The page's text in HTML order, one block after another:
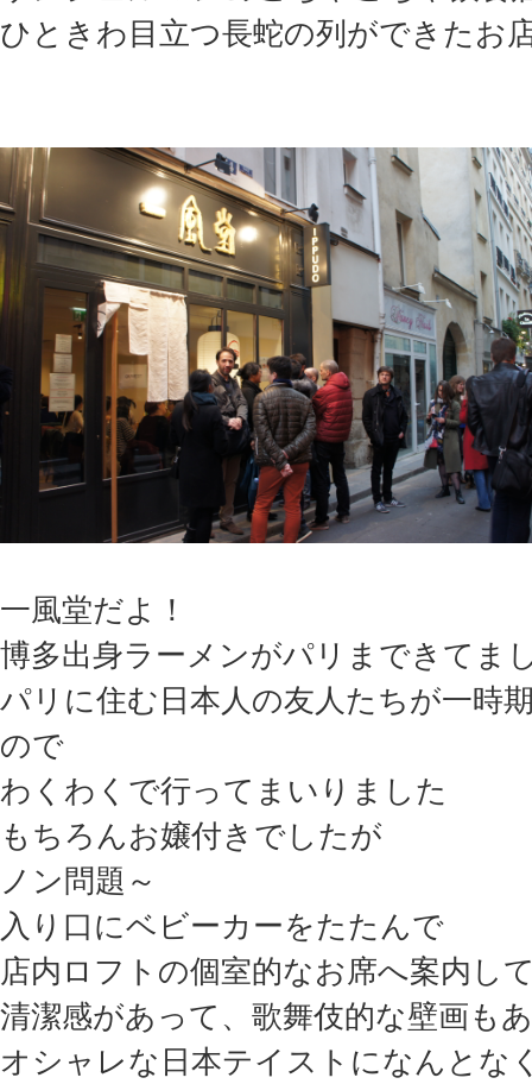
ひときわ目立つ長蛇の列ができたお
一風堂だよ！
博多出身ラーメンがパリまできてま
パリに住む日本人の友人たちが一時
ので
わくわくで行ってまいりました
もちろんお嬢付きでしたが
ノン問題～
入り口にベビーカーをたたんで
店内ロフトの個室的なお席へ案内し
清潔感があって、歌舞伎的な壁画も
オシャレな日本テイストになんとな